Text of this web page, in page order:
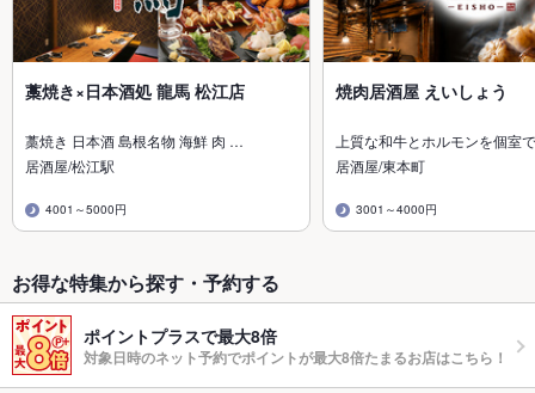
藁焼き×日本酒処 龍馬 松江店
藁焼き 日本酒 島根名物 海鮮 肉 …
居酒屋/松江駅
4001～5000円
焼肉居酒屋 えいしょう
上質な和牛とホルモンを個室
居酒屋/東本町
3001～4000円
お得な特集から探す・予約する
ポイントプラスで最大8倍
対象日時のネット予約でポイントが最大8倍たまるお店はこちら！